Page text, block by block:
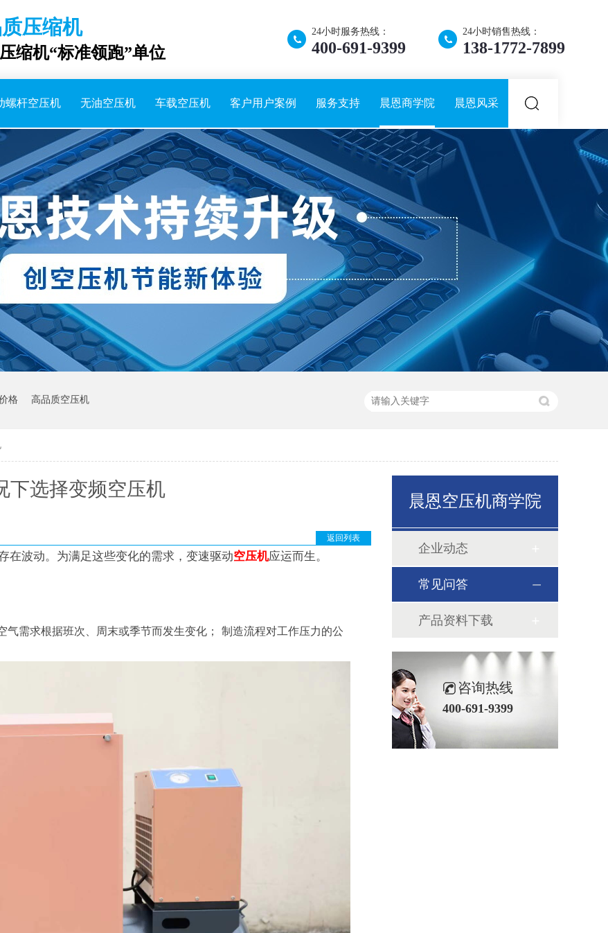
压缩机
缩机“标准领跑”单位
24小时服务热线：
400-691-9399
24小时销售热线：
138-1772-7899
螺杆空压机 无油空压机 车载空压机 客户用户案例 服务支持 晨恩商学院 晨恩风采
格 高品质空压机
下选择变频空压机
返回列表
在波动。为满足这些变化的需求，变速驱动空压机应运而生。
气需求根据班次、周末或季节而发生变化；
制造流程对工作压力的公
晨恩空压机商学院
企业动态
常见问答
产品资料下载
咨询热线
400-691-9399